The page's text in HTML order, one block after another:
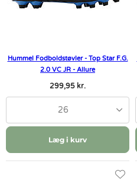
Hummel Fodboldstøvler - Top Star F.G.
2.0 VC JR - Allure
299,95 kr.
26
Læg i kurv